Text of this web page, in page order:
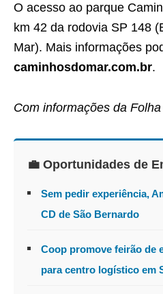
O acesso ao parque
km 42 da rodovia SP 148
Mar). Mais informações
caminhosdomar.com.br.
Com informações da
💼 Oportunidades de
Sem pedir experiência,
CD de São Bernardo
Coop promove feirão de
para centro logístico em